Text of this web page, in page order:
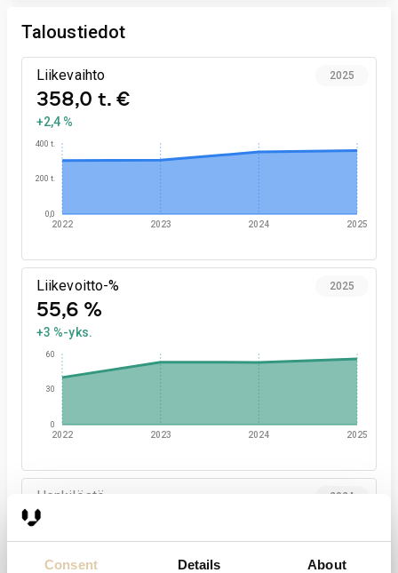
Consent Details About
Taloustiedot
Liikevaihto
358,0 t. €
+2,4 %
2025
2022 2023 2024 2025
0,0
200 t.
400 t.
Liikevoitto-%
55,6 %
+3 %-yks.
2025
2022 2023 2024 2025
0
30
60
Henkilöstö
2
2024
2,0